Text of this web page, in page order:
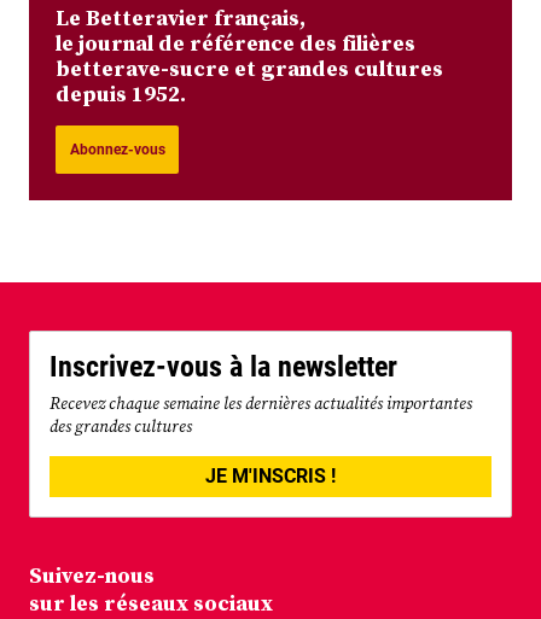
Le Betteravier français,
le journal de référence des filières
betterave-sucre et grandes cultures
depuis 1952.
Abonnez-vous
Inscrivez-vous à la newsletter
Recevez chaque semaine les dernières actualités importantes
des grandes cultures
JE M'INSCRIS !
Suivez-nous
sur les réseaux sociaux